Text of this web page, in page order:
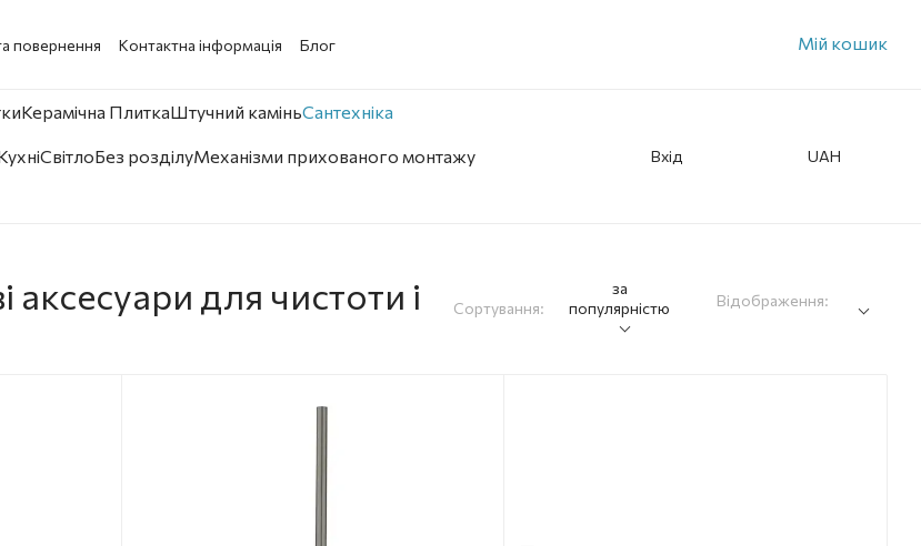
повернення Контактна інформація Блог Мій кошик
Керамічна ПлиткаШтучний каміньСантехніка
СвітлоБез розділуМеханізми прихованого монтажу Вхід UAH
для чистоти і
Сортування:
за
популярністю
Відображення: